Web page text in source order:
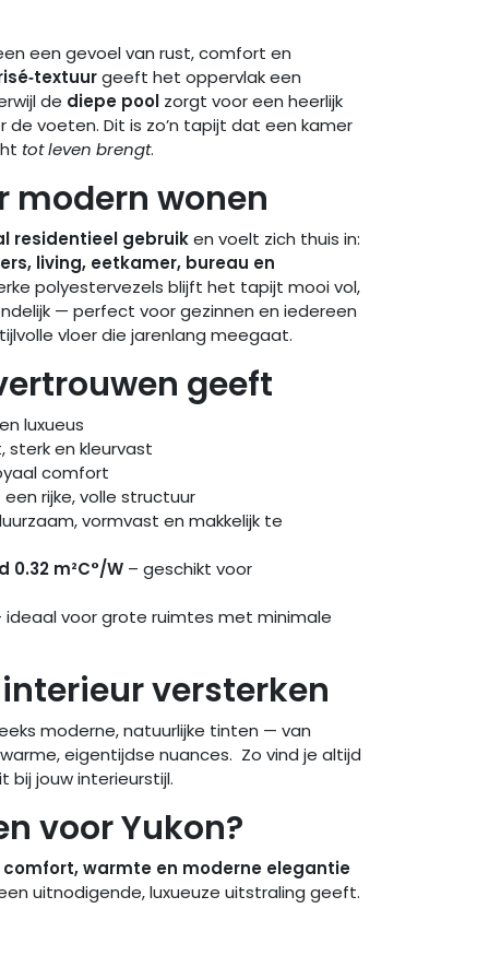
een gevoel van rust, comfort en
geeft het oppervlak een
de diepe pool zorgt voor een heerlijk
voeten. Dit is zo’n tapijt dat een kamer
tot leven brengt.
modern wonen
residentieel gebruiken voelt zich thuis in:
living, eetkamer, bureau en
polyestervezels blijft het tapijt mooi vol,
— perfect voor gezinnen en iedereen
vloer die jarenlang meegaat.
geeft
luxueus
sterk en kleurvast
comfort
rijke, volle structuur
vormvast en makkelijk te
m²C°/W – geschikt voor
voor grote ruimtes met minimale
versterken
moderne, natuurlijke tinten — van
eigentijdse nuances. Zo vind je altijd
bij jouw interieurstijl.
voor Yukon?
comfort, warmte en moderne elegantie
uitnodigende, luxueuze uitstraling geeft.